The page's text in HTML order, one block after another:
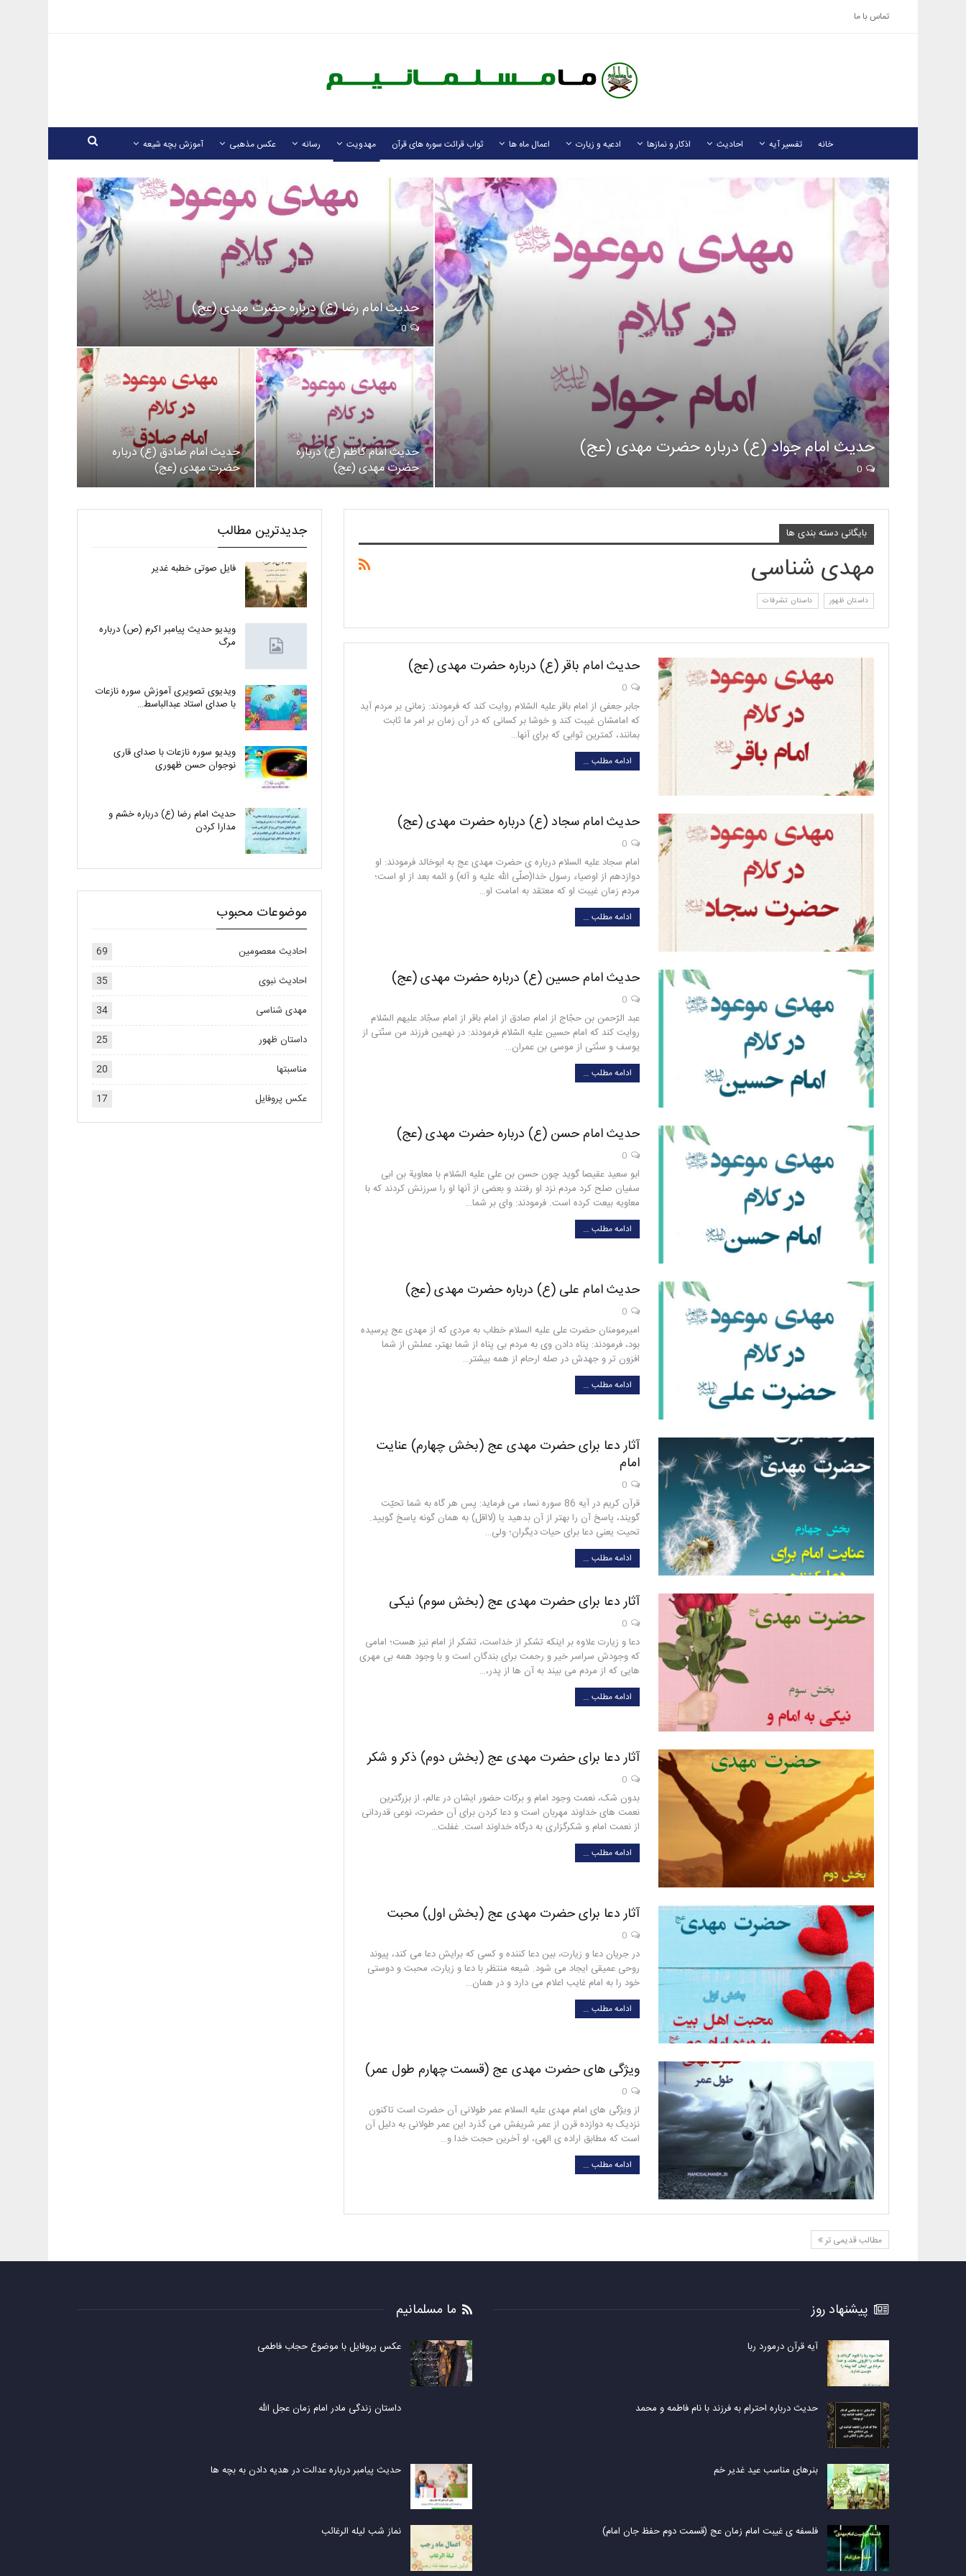
تماس با ما
خانه تفسیر آیه احادیث اذکار و نمازها ادعیه و زیارت اعمال ماه ها ثواب قرائت سوره های قرآن مهدویت رسانه عکس مذهبی آموزش بچه شیعه
حدیث امام جواد (ع) درباره حضرت مهدی (عج)
حدیث امام رضا (ع) درباره حضرت مهدی (عج)
0
حدیث امام کاظم (ع) درباره
حضرت مهدی (عج)
حدیث امام صادق (ع) درباره
حضرت مهدی (عج)
بایگانی دسته بندی ها
مهدی شناسی
داستان ظهور داستان تشرفات
حدیث امام باقر (ع) درباره حضرت مهدی (عج)
جابر جعفی از امام باقر عليه السّلام روايت كند كه فرمودند: زمانى بر مردم آيد
كه امامشان غيبت كند و خوشا بر كسانى كه در آن زمان بر امر ما ثابت
بمانند، كمترين ثوابى كه براى آنها…
ادامه مطلب …
حدیث امام سجاد (ع) درباره حضرت مهدی (عج)
امام سجاد علیه السلام درباره ی حضرت مهدی عج به ابوخالد فرمودند: او
دوازدهم از اوصياء رسول خدا(صلّى الله عليه و آله) و ائمه بعد از او است؛
مردم زمان غيبت او كه معتقد به امامت او…
ادامه مطلب …
حدیث امام حسین (ع) درباره حضرت مهدی (عج)
عبد الرّحمن بن حجّاج از امام صادق از امام باقر از امام سجّاد عليهم السّلام
روايت كند كه امام حسين عليه السّلام فرمودند: در نهمين فرزند من سنّتى از
يوسف و سنّتى از موسى بن عمران…
ادامه مطلب …
حدیث امام حسن (ع) درباره حضرت مهدی (عج)
ابو سعيد عقيصا گويد چون حسن بن على عليه السّلام با معاوية بن ابى
سفيان صلح كرد مردم نزد او رفتند و بعضى از آنها او را سرزنش كردند كه با
معاويه بيعت كرده است. فرمودند: واى بر شما…
ادامه مطلب …
حدیث امام علی (ع) درباره حضرت مهدی (عج)
امیرمومنان حضرت علی علیه السلام خطاب به مردی که از مهدی عج پرسیده
بود، فرمودند: پناه دادن وی به مردم بی پناه از شما بهتر، عملش از شما
افزون تر و جهدش در صله ارحام از همه بیشتر…
ادامه مطلب …
آثار دعا برای حضرت مهدی عج (بخش چهارم) عنایت
امام
قرآن کریم در آیه 86 سوره نساء می فرماید: پس هر گاه به شما تحیّت
گویند، پاسخ آن را بهتر از آن بدهید یا (لااقل) به همان گونه پاسخ گویید.
تحیت یعنی دعا برای حیات دیگران؛ ولی…
ادامه مطلب …
آثار دعا برای حضرت مهدی عج (بخش سوم) نیکی
دعا و زیارت علاوه بر اینکه تشکر از خداست، تشکر از امام نیز هست؛ امامی
که وجودش سراسر خیر و رحمت برای بندگان است و با وجود همه بی مهری
هایی که از مردم می بیند به آن ها از پدر،…
ادامه مطلب …
آثار دعا برای حضرت مهدی عج (بخش دوم) ذکر و شکر
بدون شک، نعمت وجود امام و برکات حضور ایشان در عالم، از بزرگترین
نعمت های خداوند مهربان است و دعا کردن برای آن حضرت، نوعی قدردانی
از نعمت امام و شکرگزاری به درگاه خداوند است. غفلت…
ادامه مطلب …
آثار دعا برای حضرت مهدی عج (بخش اول) محبت
در جریان دعا و زیارت، بین دعا کننده و کسی که برایش دعا می کند، پیوند
روحی عمیقی ایجاد می شود. شیعه منتظر با دعا و زیارت، محبت و دوستی
خود را به امام غایب اعلام می دارد و در همان…
ادامه مطلب …
ویژگی های حضرت مهدی عج (قسمت چهارم طول عمر)
از ویژگی های امام مهدی علیه السلام عمر طولانی آن حضرت است تاکنون
نزدیک به دوازده قرن از عمر شریفش می گذرد این عمر طولانی به دلیل آن
است که مطابق اراده ی الهی، او آخرین حجت خدا و…
ادامه مطلب …
مطالب قدیمی تر
جدیدترین مطالب
فایل صوتی خطبه غدیر
ویدیو حدیث پیامبر اکرم (ص) درباره
مرگ
ویدیوی تصویری آموزش سوره نازعات
با صدای استاد عبدالباسط…
ویدیو سوره نازعات با صدای قاری
نوجوان حسن ظهوری
حدیث امام رضا (ع) درباره خشم و
مدارا کردن
موضوعات محبوب
احادیث معصومین
69
احادیث نبوی
35
مهدی شناسی
34
داستان ظهور
25
مناسبتها
20
عکس پروفایل
17
پیشنهاد روز
آیه قرآن درمورد ربا
حدیث درباره احترام به فرزند با نام فاطمه و محمد
بنرهای مناسب عید غدیر خم
فلسفه ی غیبت امام زمان عج (قسمت دوم حفظ جان امام)
ما مسلمانیم
عکس پروفایل با موضوع حجاب فاطمی
داستان زندگی مادر امام زمان عجل الله
حدیث پیامبر درباره عدالت در هدیه دادن به بچه ها
نماز شب لیله الرغائب